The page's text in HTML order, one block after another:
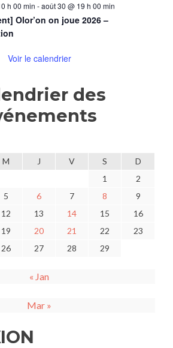
h 00 min -août 30 @ 19 h 00 min
Olor’on on joue 2026 –
Voir le calendrier
des
M J V S
D
1
2
5 6 7 8
9
12 13 14 15
16
19 20 21 22
23
26 27 28 29
« Jan
Mar »